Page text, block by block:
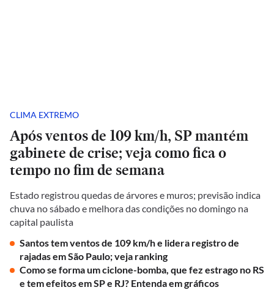
CLIMA EXTREMO
Após ventos de 109 km/h, SP mantém
gabinete de crise; veja como fica o
tempo no fim de semana
Estado registrou quedas de árvores e muros; previsão indica
chuva no sábado e melhora das condições no domingo na
capital paulista
Santos tem ventos de 109 km/h e lidera registro de
rajadas em São Paulo; veja ranking
Como se forma um ciclone-bomba, que fez estrago no RS
e tem efeitos em SP e RJ? Entenda em gráficos